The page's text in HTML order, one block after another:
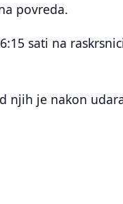
povreda.
sati na raskrsnici
njih je nakon